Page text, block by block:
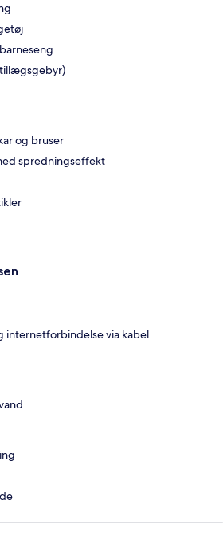
og bruser
spredningseffekt
internetforbindelse via kabel